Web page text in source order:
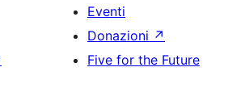
Eventi
Donazioni ↗
Five for the Future